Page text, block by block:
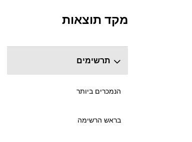
מקד תוצאות
דלג על מקטע מיקוד התוצאות
תרשימים
הנמכרים ביותר
בראש הרשימה